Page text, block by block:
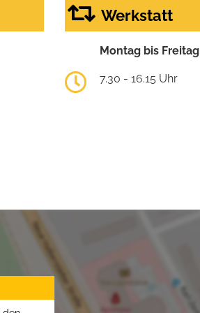
Werkstatt
Montag bis Freitag
7.30 - 16.15 Uhr